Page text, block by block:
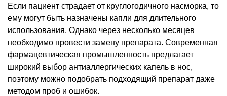
Если пациент страдает от круглогодичного насморка, то
ему могут быть назначены капли для длительного
использования. Однако через несколько месяцев
необходимо провести замену препарата. Современная
фармацевтическая промышленность предлагает
широкий выбор антиаллергических капель в нос,
поэтому можно подобрать подходящий препарат даже
методом проб и ошибок.